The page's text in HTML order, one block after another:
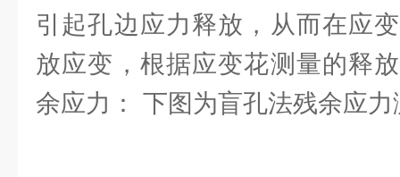
引起孔边应力释放，从而在应
放应变，根据应变花测量的释
余应力： 下图为盲孔法残余应